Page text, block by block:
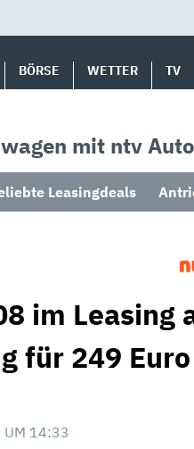
BÖRSE WETTER TV
mit ntv
Leasingdeals
im Leasing
für 249
UM 14:33